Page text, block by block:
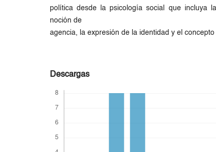
política desde la psicología social que incluya
noción de
agencia, la expresión de la identidad y el
Descargas